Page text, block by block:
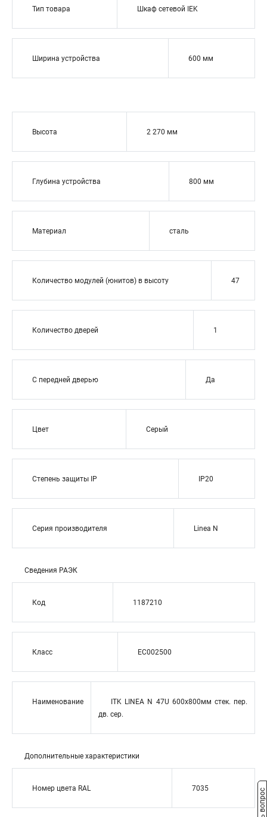
Тип товара Шкаф сетевой IEK
Ширина устройства 600 мм
Высота 2 270 мм
Глубина устройства 800 мм
Материал сталь
Количество модулей (юнитов) в высоту 47
Количество дверей 1
С передней дверью Да
Цвет Серый
Степень защиты IP IP20
Серия производителя Linea N
Сведения РАЭК
Код 1187210
Класс EC002500
Наименование
ITK LINEA N 47U 600х800мм стек. пер.
дв. сер.
Дополнительные характеристики
Номер цвета RAL 7035